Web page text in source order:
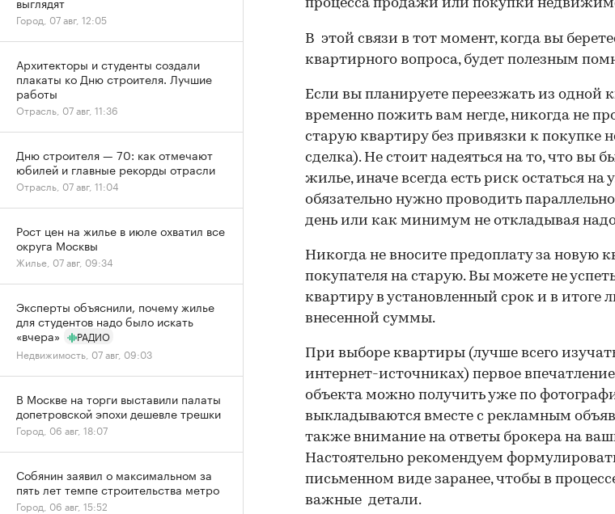
процесса продажи или покупки
00:00 / 00:00
В этой связи в тот момент, когда вы
квартирного вопроса, будет полезным
Если вы планируете переезжать из одной
временно пожить вам негде, никогда не
старую квартиру без привязки к покупке
сделка). Не стоит надеяться на то, что вы
жилье, иначе всегда есть риск остаться на
обязательно нужно проводить
день или как минимум не откладывая
Никогда не вносите предоплату за новую
покупателя на старую. Вы можете не
квартиру в установленный срок и в итоге
внесенной суммы.
При выборе квартиры (лучше всего
интернет-источниках) первое
объекта можно получить уже по
выкладываются вместе с рекламным
также внимание на ответы брокера на
Настоятельно рекомендуем
письменном виде заранее, чтобы в
важные детали.
Город, 07 авг, 12:05
Архитекторы и студенты создали
плакаты ко Дню строителя. Лучшие
работы
Отрасль, 07 авг, 11:36
Дню строителя — 70: как отмечают
юбилей и главные рекорды отрасли
Отрасль, 07 авг, 11:04
Рост цен на жилье в июле охватил все
округа Москвы
Жилье, 07 авг, 09:34
Эксперты объяснили, почему жилье
для студентов надо было искать
«вчера»
РАДИО
Недвижимость, 07 авг, 09:03
В Москве на торги выставили палаты
допетровской эпохи дешевле трешки
Город, 06 авг, 18:07
Собянин заявил о максимальном за
пять лет темпе строительства метро
Город, 06 авг, 15:52